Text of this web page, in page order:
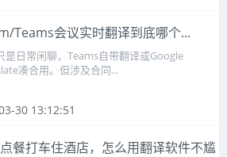
Teams会议实时翻译到底哪个...
是日常闲聊，Teams自带翻译或Google
凑合用。但涉及合同...
30 13:12:51
餐打车住酒店，怎么用翻译软件不尴